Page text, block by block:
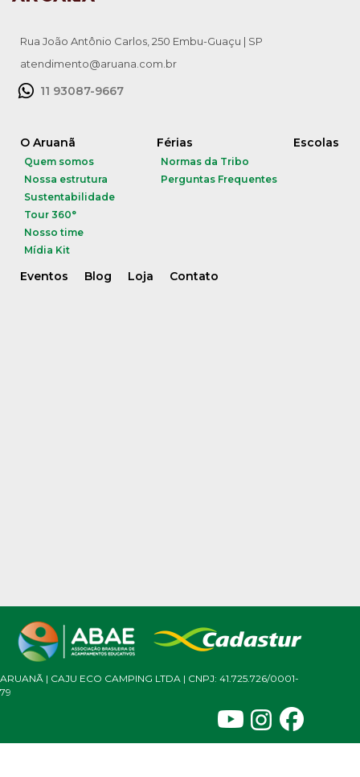
Rua João Antônio Carlos, 250 Embu-Guaçu | SP
atendimento@aruana.com.br
11 93087-9667
O Aruanã
Quem somos
Nossa estrutura
Sustentabilidade
Tour 360°
Nosso time
Mídia Kit
Férias
Normas da Tribo
Perguntas Frequentes
Escolas
Eventos Blog Loja Contato
ARUANÃ | CAJU ECO CAMPING LTDA | CNPJ: 41.725.726/0001-
79